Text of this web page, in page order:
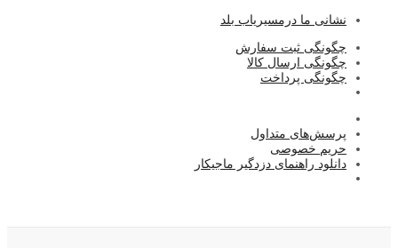
نشانی ما درمسیریاب بلد
چگونگی ثبت سفارش
چگونگی ارسال کالا
چگونگی پرداخت
پرسش‌های متداول
حریم خصوصی
دانلود راهنمای دزدگیر ماجیکار